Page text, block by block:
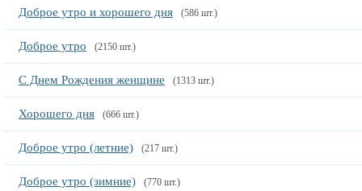
Доброе утро и хорошего дня (586 шт.)
Доброе утро (2150 шт.)
С Днем Рождения женщине (1313 шт.)
Хорошего дня (666 шт.)
Доброе утро (летние) (217 шт.)
Доброе утро (зимние) (770 шт.)